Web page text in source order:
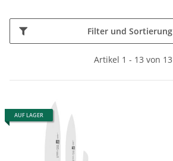
Filter und Sortierung
Artikel 1 - 13 von 13
AUF LAGER